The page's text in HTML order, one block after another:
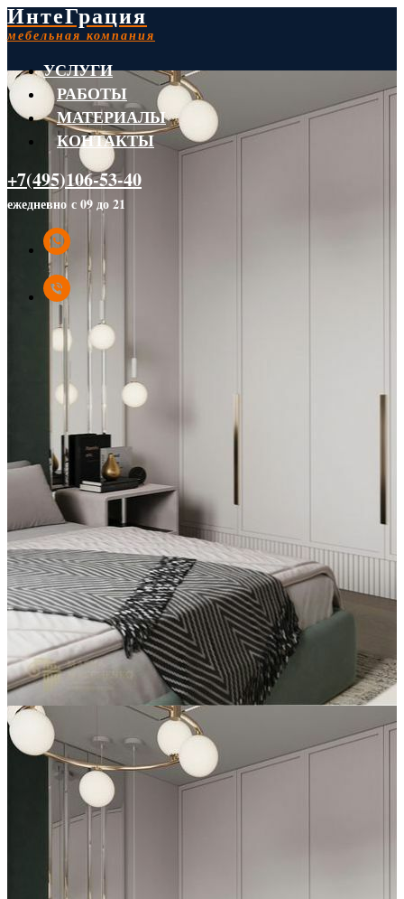
ИнтеГрация
мебельная компания
УСЛУГИ
РАБОТЫ
МАТЕРИАЛЫ
КОНТАКТЫ
+7(495)106-53-40
ежедневно с 09 до 21